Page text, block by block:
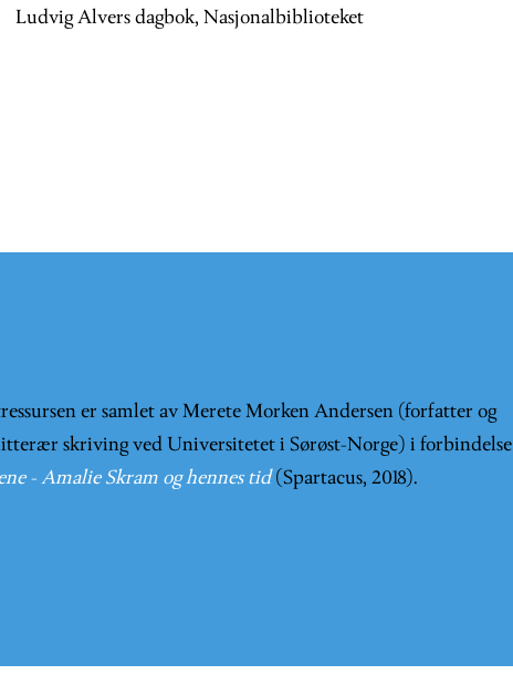
Ludvig Alvers dagbok, Nasjonalbiblioteket
er samlet av Merete Morken Andersen (forfatter og
skriving ved Universitetet i Sørøst-Norge) i forbindelse
- Amalie Skram og hennes tid (Spartacus, 2018).